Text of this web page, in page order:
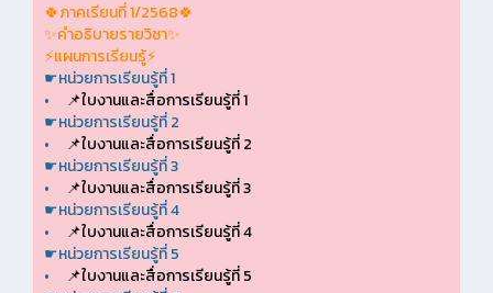
🍀ภาคเรียนที่ 1/2568🍀
✨คำอธิบายรายวิชา✨
⚡แผนการเรียนรู้⚡
☛หน่วยการเรียนรู้ที่ 1
•
📌ใบงานและสื่อการเรียนรู้ที่ 1
☛หน่วยการเรียนรู้ที่ 2
•
📌ใบงานและสื่อการเรียนรู้ที่ 2
☛หน่วยการเรียนรู้ที่ 3
•
📌ใบงานและสื่อการเรียนรู้ที่ 3
☛หน่วยการเรียนรู้ที่ 4
•
📌ใบงานและสื่อการเรียนรู้ที่ 4
☛หน่วยการเรียนรู้ที่ 5
•
📌ใบงานและสื่อการเรียนรู้ที่ 5